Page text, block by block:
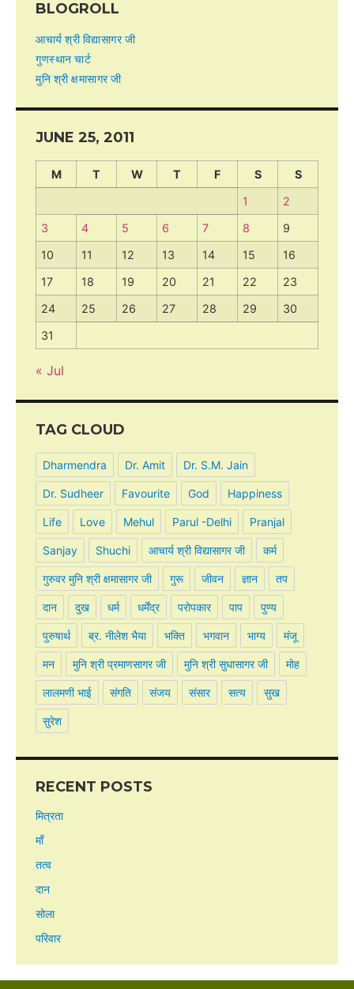
BLOGROLL
आचार्य श्री विद्यासागर जी
गुणस्थान चार्ट
मुनि श्री क्षमासागर जी
JUNE 25, 2011
M T W T F S
S
1
2
3
4 5 6 7 8
9
10
11 12 13 14 15
16
17
18 19 20 21 22
23
24
25 26 27 28 29
30
31
« Jul
TAG CLOUD
Dharmendra Dr. Amit Dr. S.M. Jain
Dr. Sudheer Favourite God Happiness
Life Love Mehul Parul -Delhi Pranjal
Sanjay Shuchi आचार्य श्री विद्यासागर जी कर्म
गुरुवर मुनि श्री क्षमासागर जी गुरू जीवन ज्ञान तप
दान दुख धर्म धर्मेंद्र परोपकार पाप पुण्य
पुरुषार्थ ब्र. नीलेश भैया भक्ति भगवान भाग्य मंजू
मन मुनि श्री प्रमाणसागर जी मुनि श्री सुधासागर जी मोह
लालमणी भाई संगति संजय संसार सत्य सुख
सुरेश
RECENT POSTS
मित्रता
माँ
तत्व
दान
सोला
परिवार